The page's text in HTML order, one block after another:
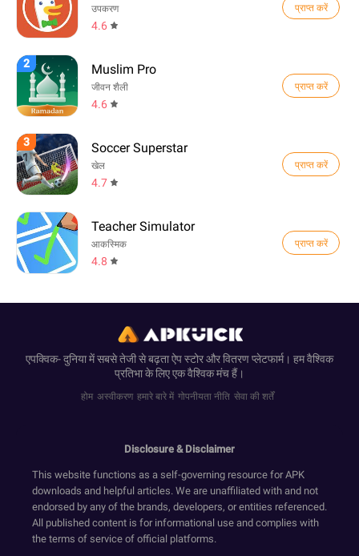
उपकरण
4.6
प्राप्त करें
2 Muslim Pro
जीवन शैली
4.6
प्राप्त करें
3 Soccer Superstar
खेल
4.7
प्राप्त करें
Teacher Simulator
आकस्मिक
4.8
प्राप्त करें
एपक्विक- दुनिया में सबसे तेजी से बढ़ता ऐप स्टोर और वितरण प्लेटफार्म। हम वैश्विक
प्रतिभा के लिए एक वैश्विक मंच हैं।
होम अस्वीकरण हमारे बारे में गोपनीयता नीति सेवा की शर्तें
Disclosure & Disclaimer
This website functions as a self-governing resource for APK
downloads and helpful articles. We are unaffiliated with and not
endorsed by any of the brands, developers, or entities referenced.
All published content is for informational use and complies with
the terms of service of official platforms.